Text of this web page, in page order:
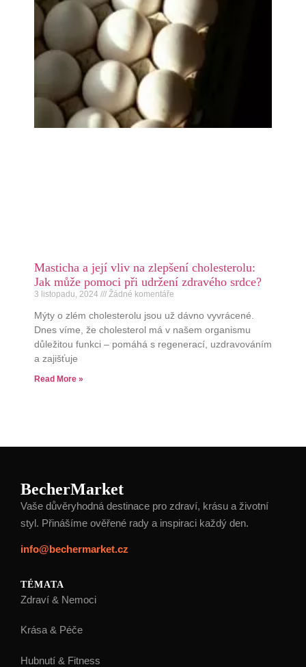
Masticha a její vliv na zlepšení cholesterolu:
Jak může pomoci při udržení zdravého srdce?
3 listopadu, 2024 Žádné komentáře
Mýty o zlém cholesterolu jsou už dávno vyvrácené.
Dnes víme, že cholesterol má v našem organismu
důležitou funkci – pomáhá s regenerací, uzdravováním
a zajišťuje
Read More »
BecherMarket
Vaše důvěryhodná destinace pro zdraví, krásu a životní
styl. Přinášíme ověřené rady a inspiraci každý den.
info@bechermarket.cz
TÉMATA
Zdraví & Nemoci
Krása & Péče
Hubnutí & Fitness